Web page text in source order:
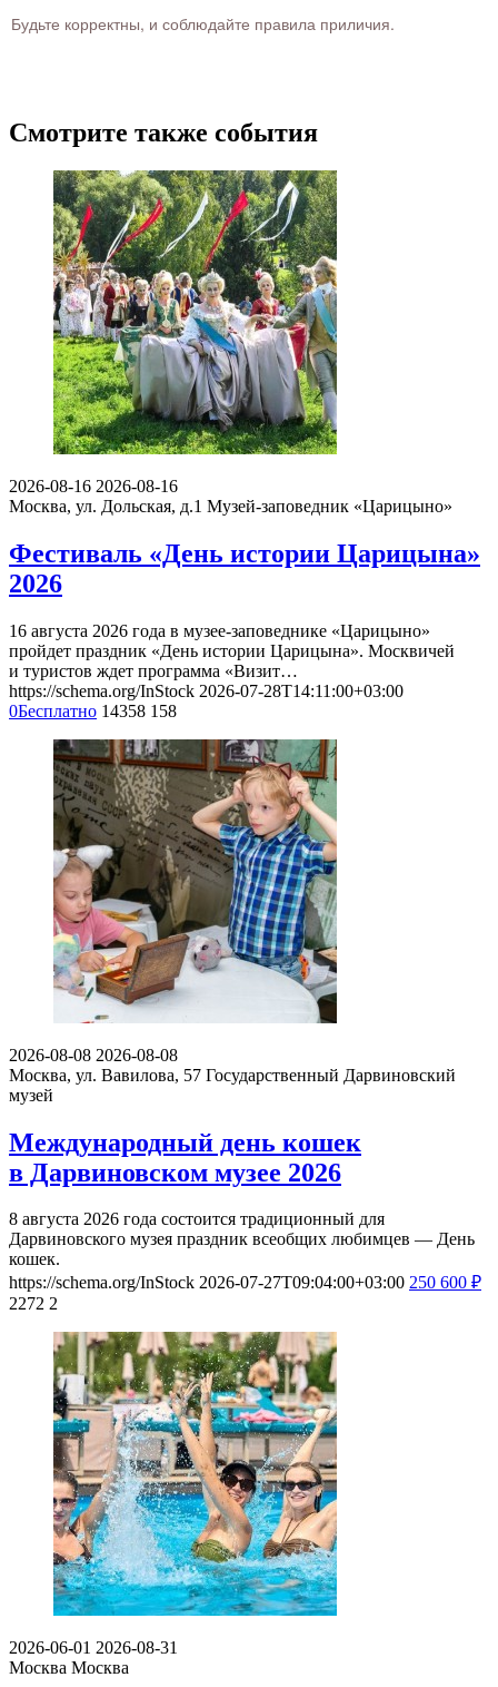
Будьте корректны, и соблюдайте правила приличия.
Смотрите также события
2026-08-16 2026-08-16
Москва, ул. Дольская, д.1 Музей-заповедник «Царицыно»
Фестиваль «День истории Царицына»
2026
16 августа 2026 года в музее-заповеднике «Царицыно»
пройдет праздник «День истории Царицына». Москвичей
и туристов ждет программа «Визит…
https://schema.org/InStock 2026-07-28T14:11:00+03:00
0Бесплатно 14358 158
2026-08-08 2026-08-08
Москва, ул. Вавилова, 57 Государственный Дарвиновский
музей
Международный день кошек
в Дарвиновском музее 2026
8 августа 2026 года состоится традиционный для
Дарвиновского музея праздник всеобщих любимцев — День
кошек.
https://schema.org/InStock 2026-07-27T09:04:00+03:00 250 600 ₽
2272 2
2026-06-01 2026-08-31
Москва Москва